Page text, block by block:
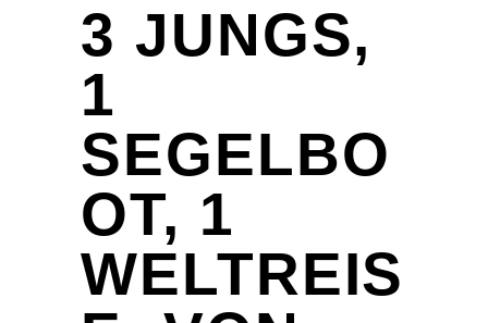
3 JUNGS,
1
SEGELBO
OT, 1
WELTREIS